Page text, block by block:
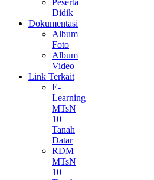
Peserta
Didik
Dokumentasi
Album
Foto
Album
Video
Link Terkait
E-
Learning
MTsN
10
Tanah
Datar
RDM
MTsN
10